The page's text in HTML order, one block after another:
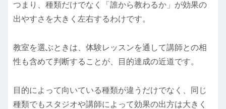
つまり、種類だけでなく「誰から教わるか」が効果の
出やすさを大きく左右するわけです。
教室を選ぶときは、体験レッスンを通して講師との相
性も含めて判断することが、目的達成の近道です。
目的によって向いている種類が違うだけでなく、同じ
種類でもスタジオや講師によって効果の出方は大きく